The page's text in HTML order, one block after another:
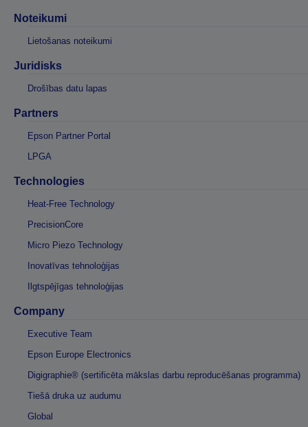
Noteikumi
Lietošanas noteikumi
Juridisks
Drošības datu lapas
Partners
Epson Partner Portal
LPGA
Technologies
Heat-Free Technology
PrecisionCore
Micro Piezo Technology
Inovatīvas tehnoloģijas
Ilgtspējīgas tehnoloģijas
Company
Executive Team
Epson Europe Electronics
Digigraphie® (sertificēta mākslas darbu reproducēšanas programma)
Tiešā druka uz audumu
Global